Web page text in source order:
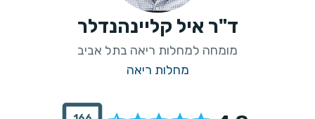
ד"ר איל קליינהנדלר
מומחה למחלות ריאה בתל אביב
מחלות ריאה